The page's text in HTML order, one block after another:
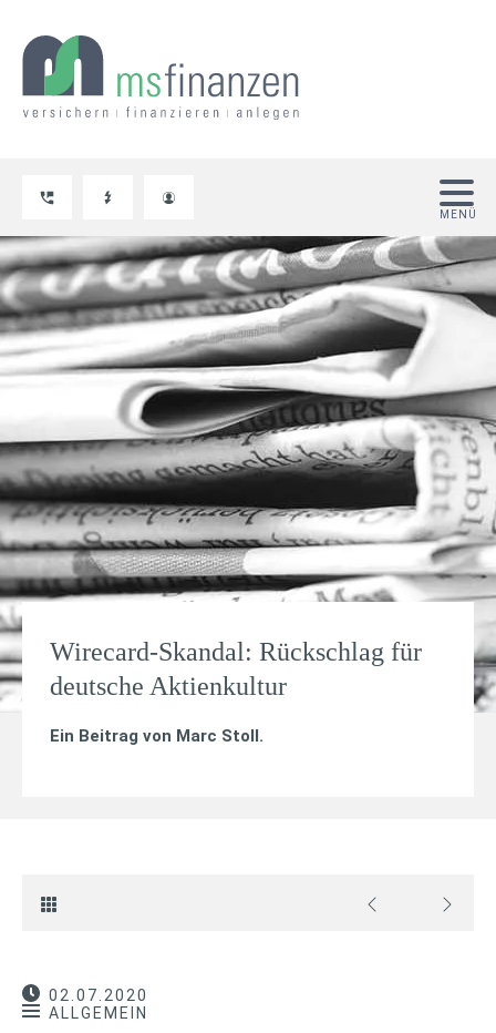
Wirecard-Skandal: Rückschlag für
deutsche Aktienkultur
Ein Beitrag von Marc Stoll.
02.07.2020
ALLGEMEIN